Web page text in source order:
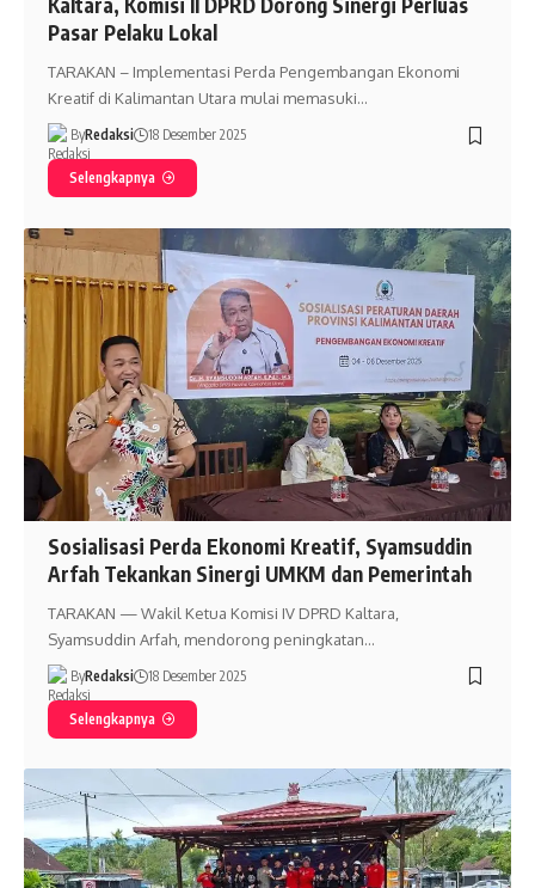
Pasar Pelaku Lokal
TARAKAN – Implementasi Perda Pengembangan Ekonomi
Kreatif di Kalimantan Utara mulai memasuki…
ByRedaksi 18 Desember 2025
Selengkapnya
Sosialisasi Perda Ekonomi Kreatif, Syamsuddin
Arfah Tekankan Sinergi UMKM dan Pemerintah
TARAKAN — Wakil Ketua Komisi IV DPRD Kaltara,
Syamsuddin Arfah, mendorong peningkatan…
ByRedaksi 18 Desember 2025
Selengkapnya